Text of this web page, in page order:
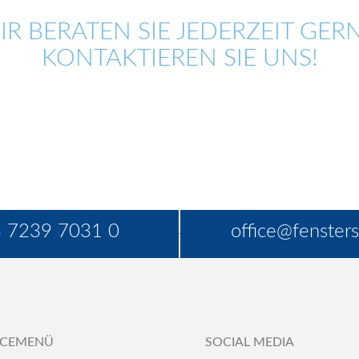
BERATEN SIE JEDERZEIT
KONTAKTIEREN SIE UNS!
7239 7031 0
SOCIAL MEDIA